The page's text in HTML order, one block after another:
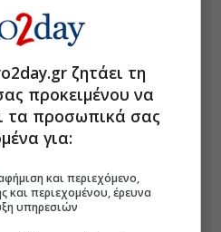
ζητάει τη
προκειμένου να
τα προσωπικά σας
για:
και περιεχόμενο,
και περιεχομένου, έρευνα
υπηρεσιών